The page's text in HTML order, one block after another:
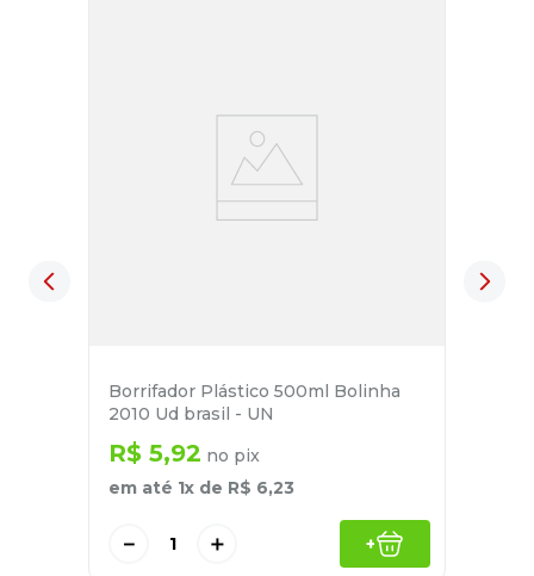
Borrifador Plástico 500ml Bolinha
2010 Ud brasil - UN
R$ 5,92 no pix
em até 1x de R$ 6,23
＋
－ +